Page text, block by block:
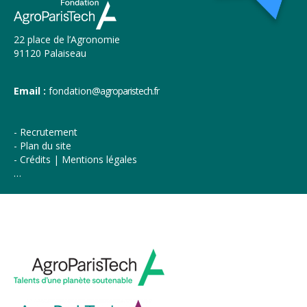
22 place de l’Agronomie
91120 Palaiseau
Email : fondation@agroparistech.fr
Recrutement
Plan du site
Crédits | Mentions légales
…